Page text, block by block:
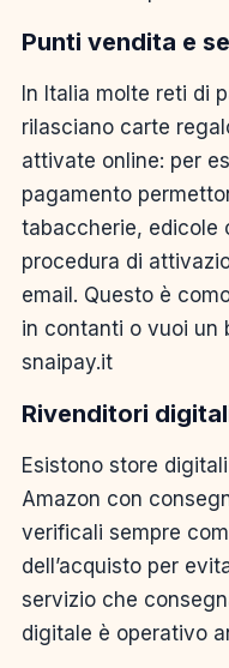
Punti vendita e
In Italia molte reti di
rilasciano carte
attivate online: per
pagamento
tabaccherie, edicole
procedura di
email. Questo è
in contanti o vuoi un
snaipay.it
Rivenditori
Esistono store
Amazon con
verificali sempre
dell’acquisto per
servizio che
digitale è operativo